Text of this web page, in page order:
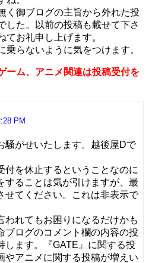
く御ブログの主旨から外れた投
した。以前の投稿も載せて下さ
てお礼申し上げます。
らないように気をつけます。
ーム、アニメ関連は投稿受付を
PM
騒がせいたします。越後屋Dで
付を休止するということなのに
することは気が引けますが、最
せてください。これは非表示で
われてもお困りになるだけかも
ブログのコメント欄の内容の投
します。『GATE』に関する投
やアニメに関する投稿が増えい